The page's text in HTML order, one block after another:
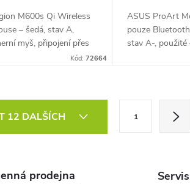
M600s Qi Wireless
– šedá, stav A,
myš, připojení přes
přijímač, Bluetooth
Kód: 72664
ASUS ProArt
pouze
stav A-, použité
12 DALŠÍCH 1
prodejna